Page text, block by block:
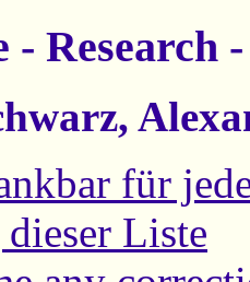
- Research
für
Liste